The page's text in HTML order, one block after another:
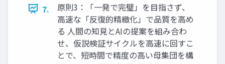
7.
原則3：「一発で完璧」を目指さず、
高速な「反復的精緻化」で品質を高め
る 人間の知見とAIの提案を組み合わ
せ、仮説検証サイクルを高速に回すこ
とで、短時間で精度の高い母集団を構